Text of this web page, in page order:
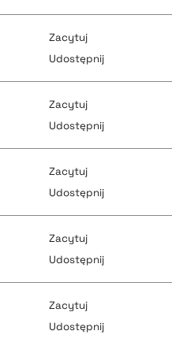
pobierz cytat
pobierz cytat
pobierz cytat
pobierz cytat
pobierz cytat
Zacytuj
Udostępnij
pobierz cytat
pobierz cytat
Zacytuj
Udostępnij
pobierz cytat
pobierz cytat
Zacytuj
Udostępnij
pobierz cytat
Zacytuj
Udostępnij
Zacytuj
Udostępnij